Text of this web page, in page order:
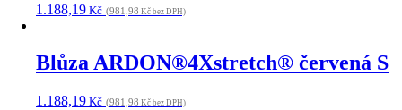
1.188,19 Kč (981,98 Kč bez DPH)
Blůza ARDON®4Xstretch® červená S
1.188,19 Kč (981,98 Kč bez DPH)